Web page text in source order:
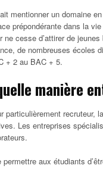
mentionner un domaine
prépondérante dans la
ne cesse d’attirer de
de nombreuses écoles
+ 2 au BAC + 5.
manière
particulièrement recruteur,
Les entreprises
permettre aux étudiants